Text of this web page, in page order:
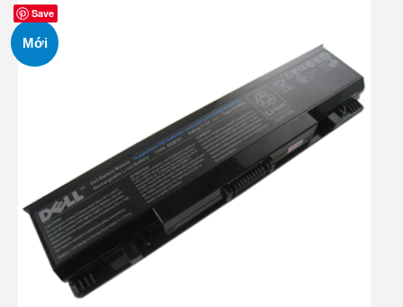
Save
Mới